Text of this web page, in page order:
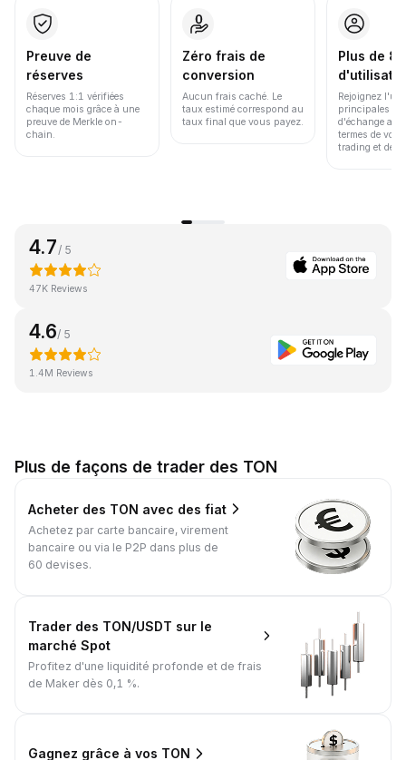
Preuve de
réserves
Réserves 1:1 vérifiées
chaque mois grâce à une
preuve de Merkle on-
chain.
Zéro frais de
conversion
Aucun frais caché. Le
taux estimé correspond au
taux final que vous payez.
Plus de
Rejoignez
principales
d'échange au
termes de
trading et de
4.7 / 5
47K Reviews
4.6/ 5
1.4M Reviews
Plus de façons de trader des TON
Acheter des TON avec des fiat
Achetez par carte bancaire, virement
bancaire ou via le P2P dans plus de
60 devises.
Trader des TON/USDT sur le
marché Spot
Profitez d'une liquidité profonde et de frais
de Maker dès 0,1 %.
Gagnez grâce à vos TON